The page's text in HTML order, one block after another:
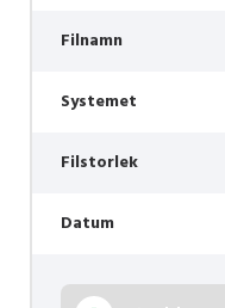
Filnamn
Systemet
Filstorlek
Datum